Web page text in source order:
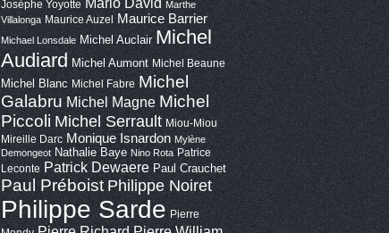
Josèphe Yoyotte
Marthe
Villalonga Maurice Auzel Maurice Barrier
Michael Lonsdale Michel Auclair Michel
Audiard Michel Aumont Michel Beaune
Michel Blanc Michel Fabre Michel
Galabru Michel Magne Michel
Piccoli Michel Serrault Miou-Miou
Mireille Darc Monique Isnardon Mylène
Demongeot Nathalie Baye Nino Rota Patrice
Leconte Patrick Dewaere Paul Crauchet
Paul Préboist Philippe Noiret
Philippe Sarde Pierre